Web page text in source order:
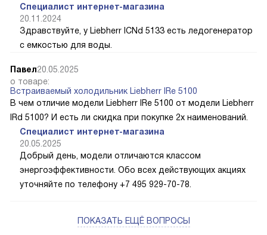
Специалист интернет-магазина
20.11.2024
Здравствуйте, у Liebherr ICNd 5133 есть ледогенератор
с емкостью для воды.
Павел20.05.2025
о товаре:
Встраиваемый холодильник Liebherr IRe 5100
В чем отличие модели Liebherr IRe 5100 от модели Liebherr
IRd 5100? И есть ли скидка при покупке 2х наименований.
Специалист интернет-магазина
20.05.2025
Добрый день, модели отличаются классом
энергоэффективности. Обо всех действующих акциях
уточняйте по телефону +7 495 929-70-78.
ПОКАЗАТЬ ЕЩЁ ВОПРОСЫ